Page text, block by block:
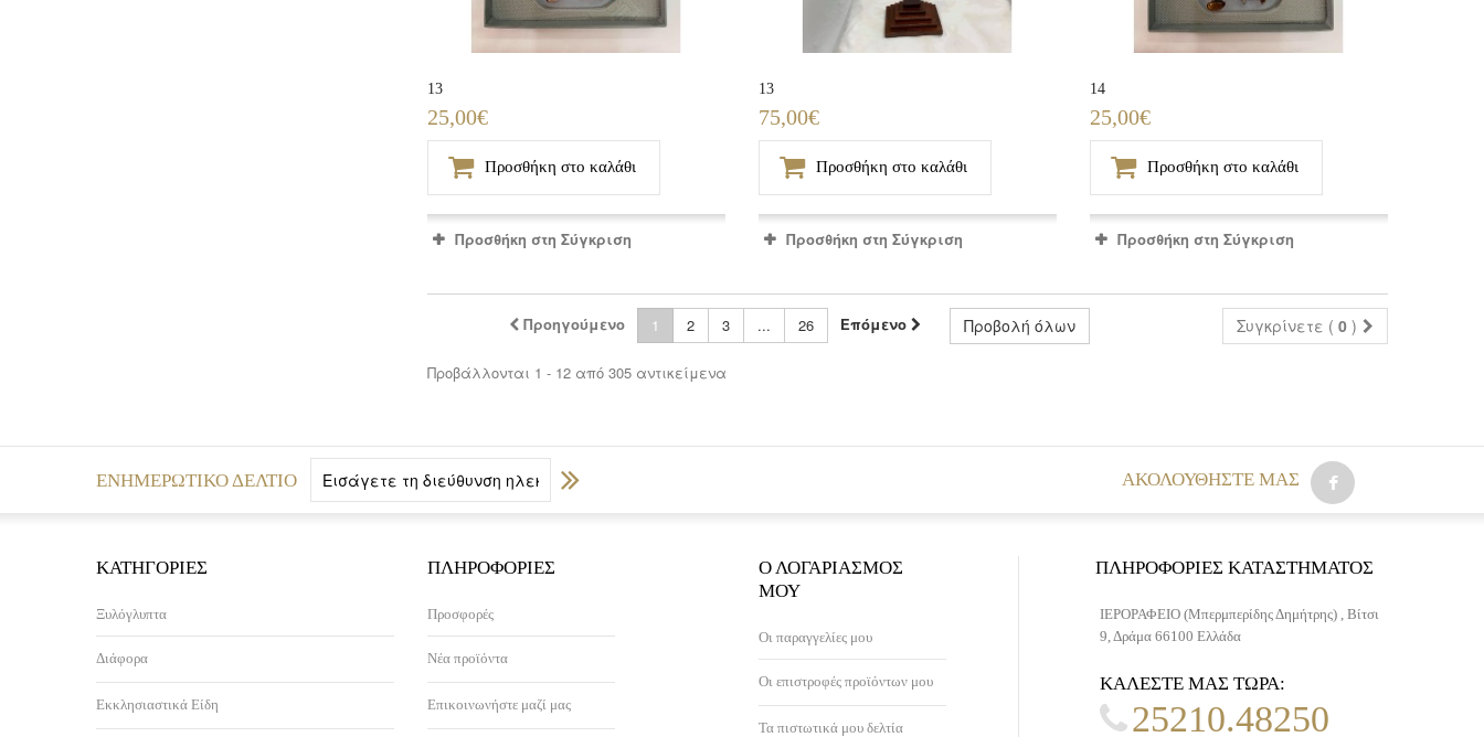
13
25,00€
Προσθήκη στο καλάθι
Προσθήκη στη Σύγκριση
13
75,00€
Προσθήκη στο καλάθι
Προσθήκη στη Σύγκριση
14
25,00€
Προσθήκη στο καλάθι
Προσθήκη στη Σύγκριση
Συγκρίνετε ( 0 )
Προβολή όλων
Προηγούμενο 1 2 3 ... 26 Επόμενο
Προβάλλονται 1 - 12 από 305 αντικείμενα
ΕΝΗΜΕΡΩΤΙΚΌ ΔΕΛΤΊΟ AΚΟΛΟΥΘΉΣΤΕ ΜΑΣ
ΚΑΤΗΓΟΡΊΕΣ
Ξυλόγλυπτα
Διάφορα
Εκκλησιαστικά Είδη
ΠΛΗΡΟΦΟΡΊΕΣ
Προσφορές
Νέα προϊόντα
Επικοινωνήστε μαζί μας
Ο ΛΟΓΑΡΙΑΣΜΌΣ
ΜΟΥ
Οι παραγγελίες μου
Οι επιστροφές προϊόντων μου
Τα πιστωτικά μου δελτία
ΠΛΗΡΟΦΟΡΊΕΣ ΚΑΤΑΣΤΉΜΑΤΟΣ
ΙΕΡΟΡΑΦΕΙΟ (Μπερμπερίδης Δημήτρης) , Βίτσι
9, Δράμα 66100 Ελλάδα
ΚΑΛΈΣΤΕ ΜΑΣ ΤΏΡΑ:
25210.48250